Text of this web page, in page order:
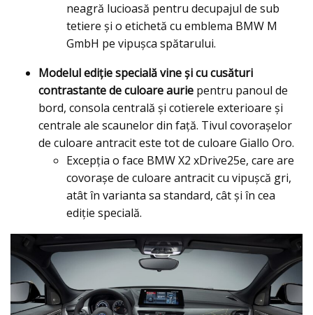
neagră lucioasă pentru decupajul de sub
tetiere şi o etichetă cu emblema BMW M
GmbH pe vipuşca spătarului.
Modelul ediţie specială vine şi cu cusături
contrastante de culoare aurie pentru panoul de
bord, consola centrală şi cotierele exterioare şi
centrale ale scaunelor din faţă. Tivul covoraşelor
de culoare antracit este tot de culoare Giallo Oro.
Excepţia o face BMW X2 xDrive25e, care are
covoraşe de culoare antracit cu vipuşcă gri,
atât în varianta sa standard, cât şi în cea
ediţie specială.